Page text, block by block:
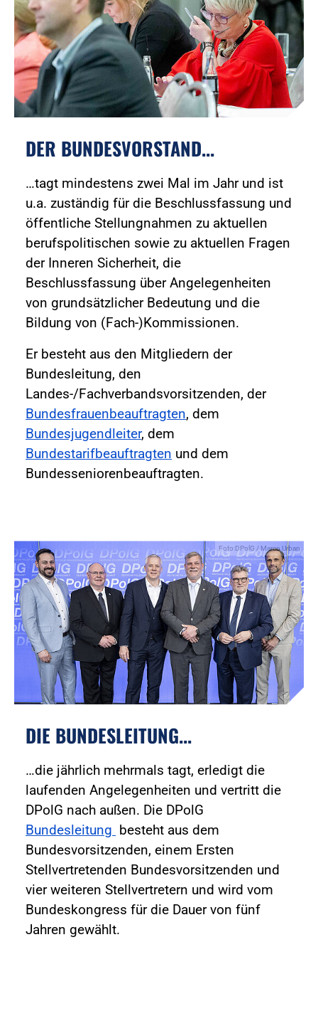
DER BUNDESVORSTAND...
…tagt mindestens zwei Mal im Jahr und ist
u.a. zuständig für die Beschlussfassung und
öffentliche Stellungnahmen zu aktuellen
berufspolitischen sowie zu aktuellen Fragen
der Inneren Sicherheit, die
Beschlussfassung über Angelegenheiten
von grundsätzlicher Bedeutung und die
Bildung von (Fach-)Kommissionen.
Er besteht aus den Mitgliedern der
Bundesleitung, den
Landes-/Fachverbandsvorsitzenden, der
Bundesfrauenbeauftragten, dem
Bundesjugendleiter, dem
Bundestarifbeauftragten und dem
Bundesseniorenbeauftragten.
DIE BUNDESLEITUNG...
…die jährlich mehrmals tagt, erledigt die
laufenden Angelegenheiten und vertritt die
DPolG nach außen. Die DPolG
Bundesleitung besteht aus dem
Bundesvorsitzenden, einem Ersten
Stellvertretenden Bundesvorsitzenden und
vier weiteren Stellvertretern und wird vom
Bundeskongress für die Dauer von fünf
Jahren gewählt.
Foto:DPolG / Marco Urban